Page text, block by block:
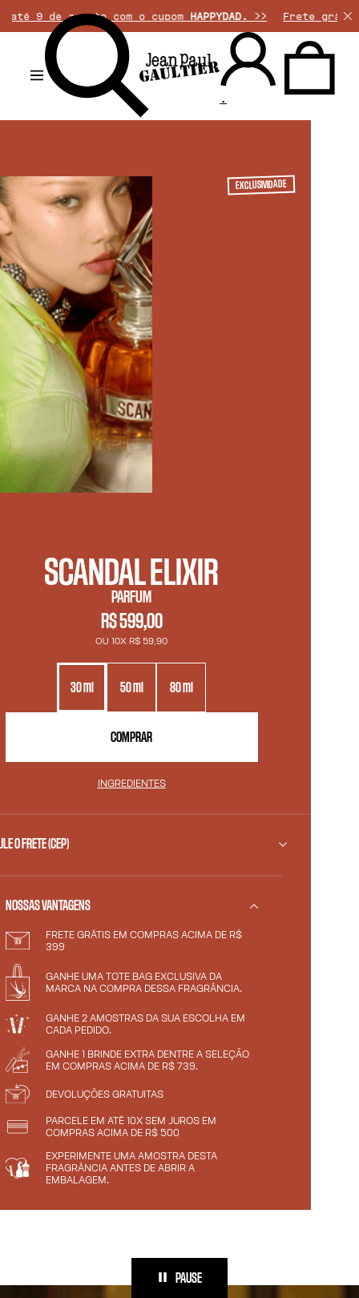
com o cupomHAPPYDAD.>> Frete grátis em
.
EXCLUSIVIDADE
SCANDAL ELIXIR
PARFUM
R$ 599,00
OU 10X R$ 59,90
30 ml 50 ml 80 ml
COMPRAR
INGREDIENTES
O FRETE (CEP)
NOSSAS VANTAGENS
FRETE GRÁTIS EM COMPRAS ACIMA DE R$
399
GANHE UMA TOTE BAG EXCLUSIVA DA
MARCA NA COMPRA DESSA FRAGRÂNCIA.
GANHE 2 AMOSTRAS DA SUA ESCOLHA EM
CADA PEDIDO.
GANHE 1 BRINDE EXTRA DENTRE A SELEÇÃO
EM COMPRAS ACIMA DE R$ 739.
DEVOLUÇÕES GRATUITAS
PARCELE EM ATÉ 10X SEM JUROS EM
COMPRAS ACIMA DE R$ 500
EXPERIMENTE UMA AMOSTRA DESTA
FRAGRÂNCIA ANTES DE ABRIR A
EMBALAGEM.
PAUSE